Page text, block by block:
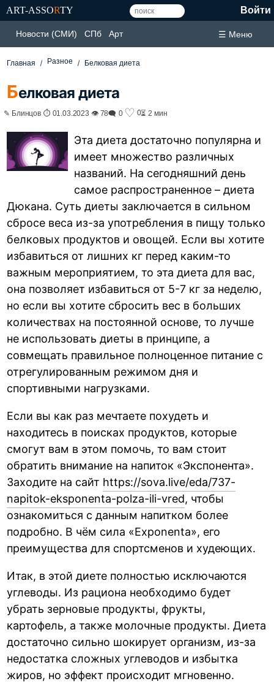
ART-ASSORTY Войти
Новости (СМИ) СПб Арт ☰ Меню
Главная Разное Белковая диета
Белковая диета
✎ Блинцов ⏱ 01.03.2023 👁 78🗨 0 ♡ 0⏳ 2 мин
Эта диета достаточно популярна и
имеет множество различных
названий. На сегодняшний день
самое распространенное – диета
Дюкана. Суть диеты заключается в сильном
сбросе веса из-за употребления в пищу только
белковых продуктов и овощей. Если вы хотите
избавиться от лишних кг перед каким-то
важным мероприятием, то эта диета для вас,
она позволяет избавиться от 5-7 кг за неделю,
но если вы хотите сбросить вес в больших
количествах на постоянной основе, то лучше
не использовать диеты в принципе, а
совмещать правильное полноценное питание с
отрегулированным режимом дня и
спортивными нагрузками.
Если вы как раз мечтаете похудеть и
находитесь в поисках продуктов, которые
смогут вам в этом помочь, то вам стоит
обратить внимание на напиток «Экспонента».
Заходите на сайт https://sova.live/eda/737-
napitok-eksponenta-polza-ili-vred, чтобы
ознакомиться с данным напитком более
подробно. В чём сила «Exponenta», его
преимущества для спортсменов и худеющих.
Итак, в этой диете полностью исключаются
углеводы. Из рациона необходимо будет
убрать зерновые продукты, фрукты,
картофель, а также молочные продукты. Диета
достаточно сильно шокирует организм, из-за
недостатка сложных углеводов и избытка
жиров, но эффект происходит мгновенно.